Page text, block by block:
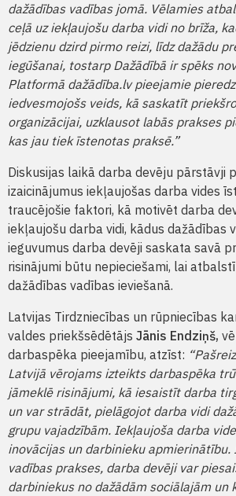
dažādības vadības jomā. Vēlamies
ceļā uz iekļaujošu darba vidi no brīža,
jēdzienu dzird pirmo reizi, līdz dažādu
iegūšanai, tostarp Dažādībā ir spēks
Platformā dažādība.lv pieejamie
iedvesmojošs veids, kā saskatīt
organizācijai, uzklausot labās prakses
kas jau tiek īstenotas praksē.”
Diskusijas laikā darba devēju pārstāvji
izaicinājumus iekļaujošas darba vides
traucējošie faktori, kā motivēt darba
iekļaujošu darba vidi, kādus dažādības
ieguvumus darba devēji saskata savā
risinājumi būtu nepieciešami, lai
dažādības vadības ieviešanā.
Latvijas Tirdzniecības un rūpniecības
valdes priekšsēdētājs Jānis Endziņš,
darbaspēka pieejamību, atzīst:
Latvijā vērojams izteikts darbaspēka
jāmeklē risinājumi, kā iesaistīt darba
un var strādāt, pielāgojot darba vidi
grupu vajadzībām. Iekļaujoša darba
inovācijas un darbinieku apmierinātību.
vadības prakses, darba devēji var
darbiniekus no dažādām sociālajām un